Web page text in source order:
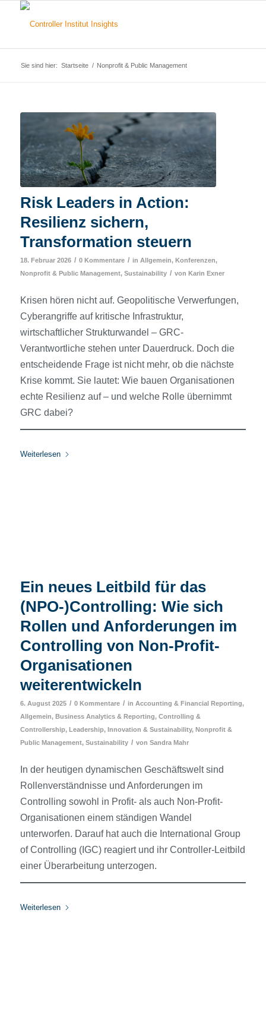
Sie sind hier: Startseite / Nonprofit & Public Management
Risk Leaders in Action:
Resilienz sichern,
Transformation steuern
18. Februar 2026 / 0 Kommentare / in Allgemein, Konferenzen,
Nonprofit & Public Management, Sustainability / von Karin Exner
Krisen hören nicht auf. Geopolitische Verwerfungen,
Cyberangriffe auf kritische Infrastruktur,
wirtschaftlicher Strukturwandel – GRC-
Verantwortliche stehen unter Dauerdruck. Doch die
entscheidende Frage ist nicht mehr, ob die nächste
Krise kommt. Sie lautet: Wie bauen Organisationen
echte Resilienz auf – und welche Rolle übernimmt
GRC dabei?
Weiterlesen
Ein neues Leitbild für das
(NPO-)Controlling: Wie sich
Rollen und Anforderungen im
Controlling von Non-Profit-
Organisationen
weiterentwickeln
6. August 2025 / 0 Kommentare / in Accounting & Financial Reporting,
Allgemein, Business Analytics & Reporting, Controlling &
Controllership, Leadership, Innovation & Sustainability, Nonprofit &
Public Management, Sustainability / von Sandra Mahr
In der heutigen dynamischen Geschäftswelt sind
Rollenverständnisse und Anforderungen im
Controlling sowohl in Profit- als auch Non-Profit-
Organisationen einem ständigen Wandel
unterworfen. Darauf hat auch die International Group
of Controlling (IGC) reagiert und ihr Controller-Leitbild
einer Überarbeitung unterzogen.
Weiterlesen